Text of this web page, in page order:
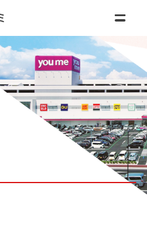
ENGLISH